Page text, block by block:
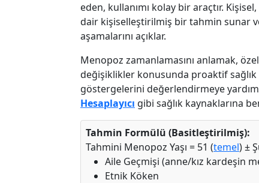
eden, kullanımı kolay bir araçtır.
dair kişiselleştirilmiş bir tahmin sunar
aşamalarını açıklar.
Menopoz zamanlamasını anlamak,
değişiklikler konusunda proaktif sağlık
göstergelerini değerlendirmeye
Hesaplayıcı gibi sağlık kaynaklarına
Tahmin Formülü (Basitleştirilmiş):
Tahmini Menopoz Yaşı = 51 (temel) ±
Aile Geçmişi (anne/kız kardeşin
Etnik Köken